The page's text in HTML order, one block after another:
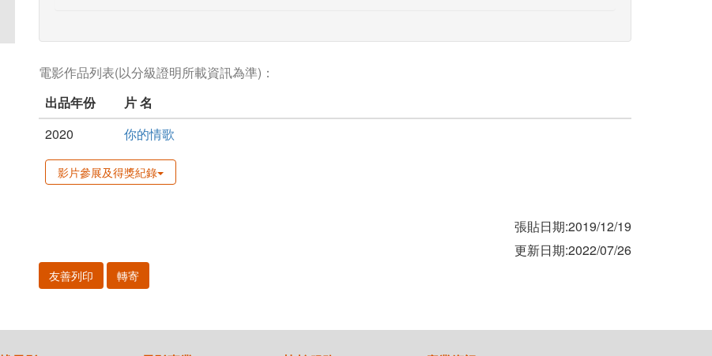
電影作品列表(以分級證明所載資訊為準)：
出品年份
片 名
2020
你的情歌
影片參展及得獎紀錄
張貼日期:2019/12/19
更新日期:2022/07/26
友善列印 轉寄